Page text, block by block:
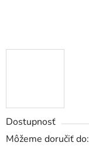
Dostupnosť
Môžeme doručiť do: